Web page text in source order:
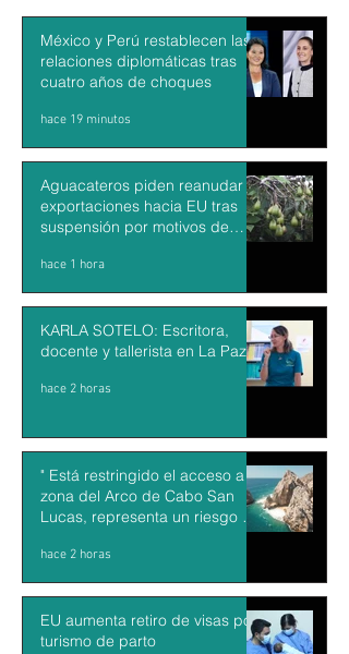
México y Perú restablecen las
relaciones diplomáticas tras
cuatro años de choques
hace 19 minutos
Aguacateros piden reanudar
exportaciones hacia EU tras
suspensión por motivos de
hace 1 hora
KARLA SOTELO: Escritora,
docente y tallerista en La Paz
hace 2 horas
" Está restringido el acceso a la
zona del Arco de Cabo San
Lucas, representa un riesgo es
una zona inestable : Francisco
Cota"
hace 2 horas
EU aumenta retiro de visas por
turismo de parto